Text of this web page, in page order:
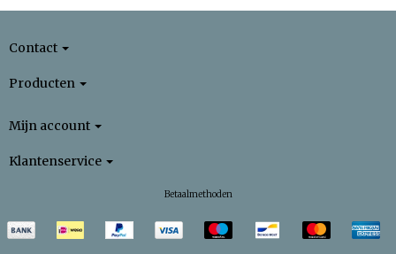
Contact
Producten
Mijn account
Klantenservice
Betaalmethoden